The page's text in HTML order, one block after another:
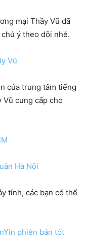
mại Thầy Vũ đã
ý theo dõi nhé.
Vũ
của trung tâm tiếng
cung cấp cho
Hà Nội
tính, các bạn có thể
phiên bản tốt